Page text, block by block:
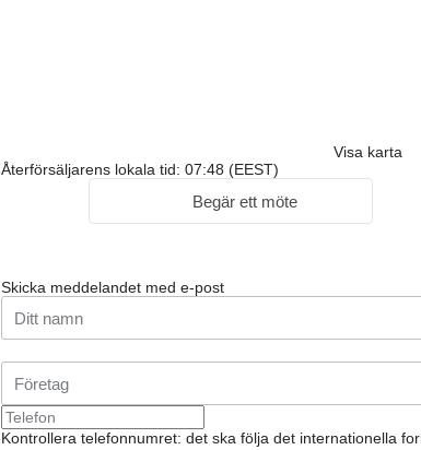
Visa karta
Återförsäljarens lokala tid: 07:48 (EEST)
Begär ett möte
Skicka meddelandet med e-post
Kontrollera telefonnumret: det ska följa det internationella